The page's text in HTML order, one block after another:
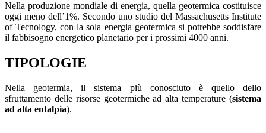
Nella produzione mondiale di energia, quella geotermica costituisce
oggi meno dell’1%. Secondo uno studio del Massachusetts Institute
of Tecnology, con la sola energia geotermica si potrebbe soddisfare
il fabbisogno energetico planetario per i prossimi 4000 anni.
TIPOLOGIE
Nella geotermia, il sistema più conosciuto è quello dello
sfruttamento delle risorse geotermiche ad alta temperature (sistema
ad alta entalpia).